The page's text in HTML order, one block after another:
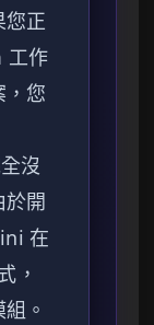
您正
工作
，您
沒
開
在
，
。